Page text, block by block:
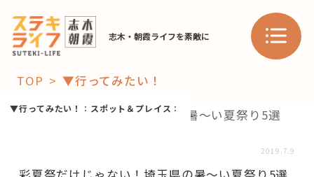
志木・朝霞ライフを素敵に
「コト」
TOP ▼行ってみたい！
▼行ってみたい！ ： スポット＆プレイス ：
2019.7.9